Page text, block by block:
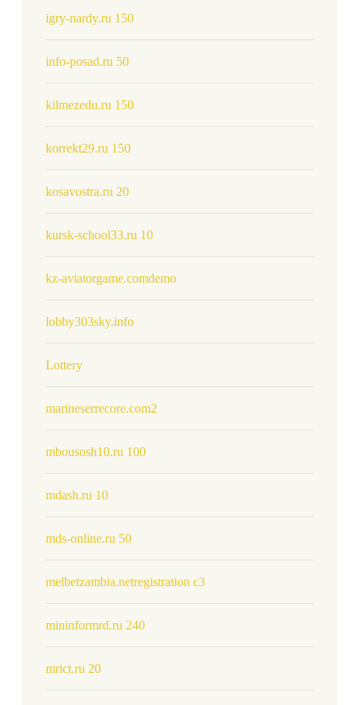
igry-nardy.ru 150
info-posad.ru 50
kilmezedu.ru 150
korrekt29.ru 150
kosavostra.ru 20
kursk-school33.ru 10
kz-aviatorgame.comdemo
lobby303sky.info
Lottery
marineserrecore.com2
mbousosh10.ru 100
mdash.ru 10
mds-online.ru 50
melbetzambia.netregistration c3
mininformrd.ru 240
mrict.ru 20